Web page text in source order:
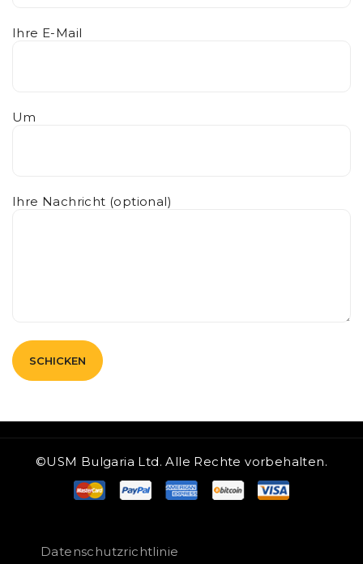
Ihre E-Mail
Um
Ihre Nachricht (optional)
©USM Bulgaria Ltd. Alle Rechte vorbehalten.
Datenschutzrichtlinie